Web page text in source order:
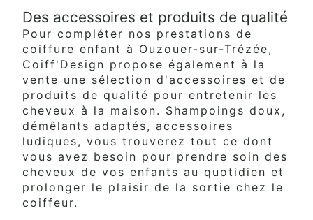
Des accessoires et produits de qualité
Pour compléter nos prestations de
coiffure enfant à Ouzouer-sur-Trézée,
Coiff'Design propose également à la
vente une sélection d'accessoires et de
produits de qualité pour entretenir les
cheveux à la maison. Shampoings doux,
démêlants adaptés, accessoires
ludiques, vous trouverez tout ce dont
vous avez besoin pour prendre soin des
cheveux de vos enfants au quotidien et
prolonger le plaisir de la sortie chez le
coiffeur.